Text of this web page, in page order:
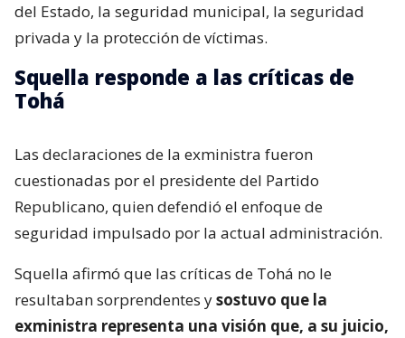
del Estado, la seguridad municipal, la seguridad
privada y la protección de víctimas.
Squella responde a las críticas de
Tohá
Las declaraciones de la exministra fueron
cuestionadas por el presidente del Partido
Republicano, quien defendió el enfoque de
seguridad impulsado por la actual administración.
Squella afirmó que las críticas de Tohá no le
resultaban sorprendentes ysostuvo que la
exministra representa una visión que, a su juicio,